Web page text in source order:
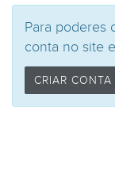
Para poderes
conta no site
CRIAR CONTA